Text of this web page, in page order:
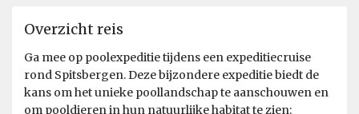
Overzicht reis
Ga mee op poolexpeditie tijdens een expeditiecruise
rond Spitsbergen. Deze bijzondere expeditie biedt de
kans om het unieke poollandschap te aanschouwen en
om pooldieren in hun natuurlijke habitat te zien: